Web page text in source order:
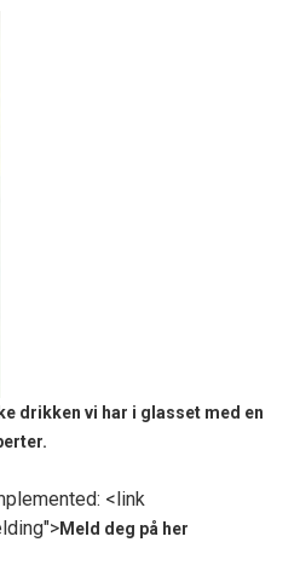
drikken vi har i glasset med en
<link
Meld deg på her